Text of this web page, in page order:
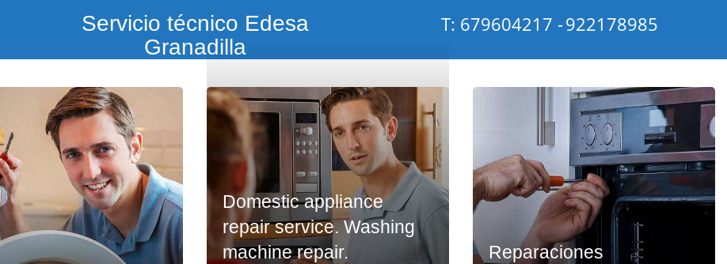
Servicio técnico Edesa
Granadilla
T: 679604217 -922178985
Domestic appliance
repair service. Washing
machine repair.
Reparaciones